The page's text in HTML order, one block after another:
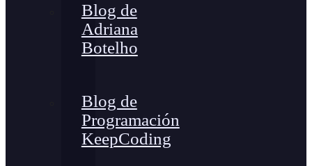
Blog de
Adriana
Botelho
Blog de
Programación
KeepCoding